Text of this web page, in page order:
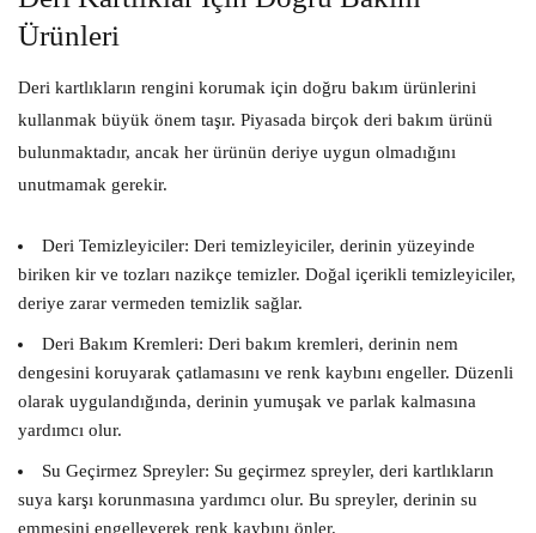
Ürünleri
Deri kartlıkların rengini korumak için doğru bakım ürünlerini
kullanmak büyük önem taşır. Piyasada birçok deri bakım ürünü
bulunmaktadır, ancak her ürünün deriye uygun olmadığını
unutmamak gerekir.
Deri Temizleyiciler: Deri temizleyiciler, derinin yüzeyinde
biriken kir ve tozları nazikçe temizler. Doğal içerikli temizleyiciler,
deriye zarar vermeden temizlik sağlar.
Deri Bakım Kremleri: Deri bakım kremleri, derinin nem
dengesini koruyarak çatlamasını ve renk kaybını engeller. Düzenli
olarak uygulandığında, derinin yumuşak ve parlak kalmasına
yardımcı olur.
Su Geçirmez Spreyler: Su geçirmez spreyler, deri kartlıkların
suya karşı korunmasına yardımcı olur. Bu spreyler, derinin su
emmesini engelleyerek renk kaybını önler.